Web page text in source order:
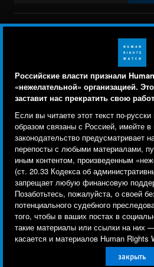
Российские власти признали
«нежелательной» организацией.
заставит нас прекратить свою
Если вы читаете этот текст по-
образом связаны с Россией, имейте в
законодательство предусматривает
перепосты с любыми материалами,
иным контентом, произведенным
(ст. 20.33 Кодекса об
запрещает любую финансовую
Позаботьтесь, пожалуйста, о своей
потенциального судебного
того, чтобы в ваших постах в
такие материалы или ссылки на них
касается и материалов Human Rights
закрыть
Свяжитесь с нами
menu
Заявление о политике
Text Version
© 2026 Human Rights Watch
Human Rights Watch| 350 Fifth
10118-3299USA|t1.212.290.4700
Human Rights Watchis a 501(C)(3)
under EIN: 13-2875808
Human Rights Watch cookie
Мы используем файлы cookie,
отслеживания и сторонние
инструменты, чтобы лучше
сайт, и улучшить ваш опыт
Используя наш сайт, вы
Ознакомьтесь с нашей
конфиденциальности,чтобы
используются файлы cookie
настройки.